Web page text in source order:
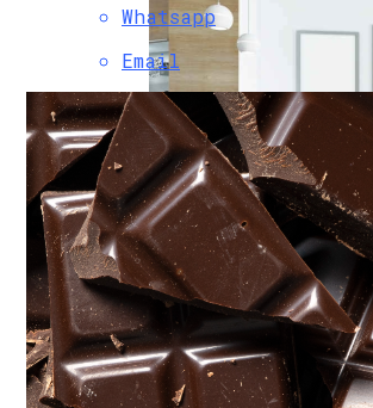
Renault Анонсировала
Новая Вакцина На
Whatsapp
Email